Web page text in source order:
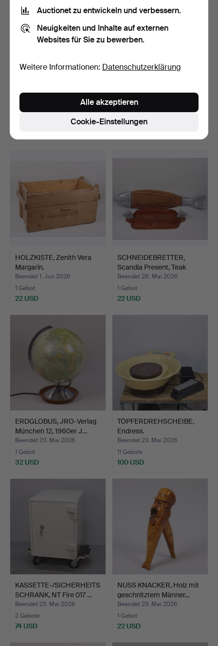
ERDGLOBUS, Columbus
Beendet 5. Jun 2026
TISCHSETS, "English Fox
Hunting", Pimperne…
Beendet 5. Jun 2026
4 Gebote
HOLZKISTE, Zenith Vera
Margarin.
Beendet 1. Jun 2026
1 Gebot
22 USD
SCHNEIDEBRETTER,
Scandia Present, Teak
und…
Beendet 28. Mai 2026
1 Gebot
22 USD
ERDGLOBUS, JRO-Verlag
München 12, 1960er J…
Beendet 23. Mai 2026
1 Gebot
32 USD
TÖPFERDREHSCHEIBE,
Endress.
Beendet 23. Mai 2026
11 Gebote
100 USD
KASSETTE-/SICHERHEITS
SCHRANK, NT Fire 017 …
Beendet 23. Mai 2026
2 Gebote
74 USD
NUSS KNACKER, Holz mit
geschnitztem Männer…
Beendet 23. Mai 2026
1 Gebot
22 USD
Auctionet zu entwickeln und verbessern.
Neuigkeiten und Inhalte auf externen
Websites für Sie zu bewerben.
Weitere Informationen: Datenschutzerklärung
Cookie-Einstellungen
Alle akzeptieren